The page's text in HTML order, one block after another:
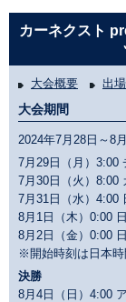
カーネクスト
大会概要 出
大会期間
2024年7月28日～8
7月29日（月）3:00
7月30日（火）8:00
7月31日（水）4:00
8月1日（木）0:00
8月2日（金）0:00
※開始時刻は日本時
決勝
8月4日（日）4:00